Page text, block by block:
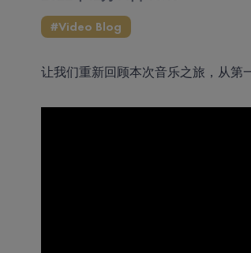
#Video Blog
让我们重新回顾本次音乐之旅，从第